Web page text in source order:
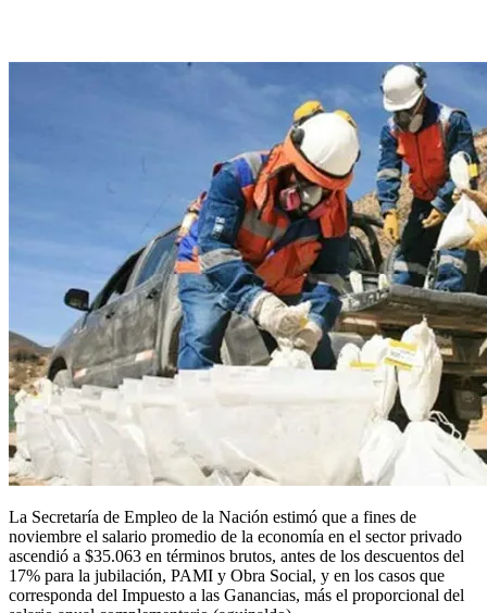
La Secretaría de Empleo de la Nación estimó que a fines de
noviembre el salario promedio de la economía en el sector privado
ascendió a $35.063 en términos brutos, antes de los descuentos del
17% para la jubilación, PAMI y Obra Social, y en los casos que
corresponda del Impuesto a las Ganancias, más el proporcional del